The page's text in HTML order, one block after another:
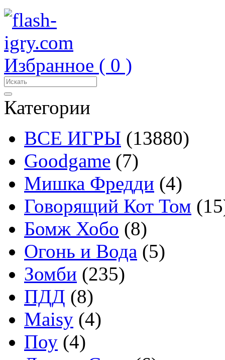
Избранное ( 0 )
Категории
ВСЕ ИГРЫ (13880)
Goodgame (7)
Мишка Фредди (4)
Говорящий Кот Том
Бомж Хобо (8)
Огонь и Вода (5)
Зомби (235)
ПДД (8)
Maisy (4)
Поу (4)